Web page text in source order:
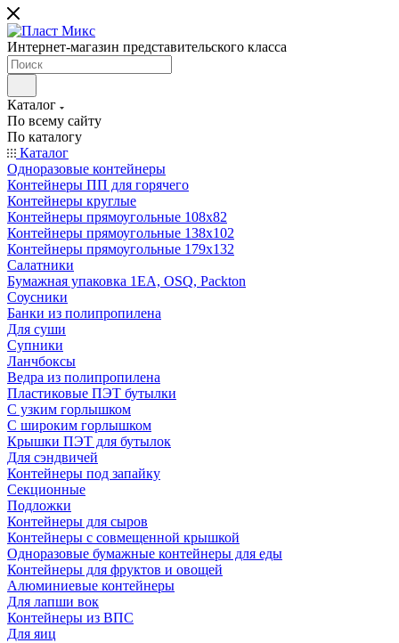
Интернет-магазин представительского класса
Каталог
По всему сайту
По каталогу
Каталог
Одноразовые контейнеры
Контейнеры ПП для горячего
Контейнеры круглые
Контейнеры прямоугольные 108х82
Контейнеры прямоугольные 138х102
Контейнеры прямоугольные 179х132
Салатники
Бумажная упаковка 1ЕА, OSQ, Packton
Соусники
Банки из полипропилена
Для суши
Супники
Ланчбоксы
Ведра из полипропилена
Пластиковые ПЭТ бутылки
С узким горлышком
С широким горлышком
Крышки ПЭТ для бутылок
Для сэндвичей
Контейнеры под запайку
Секционные
Подложки
Контейнеры для сыров
Контейнеры с совмещенной крышкой
Одноразовые бумажные контейнеры для еды
Контейнеры для фруктов и овощей
Алюминиевые контейнеры
Для лапши вок
Контейнеры из ВПС
Для яиц